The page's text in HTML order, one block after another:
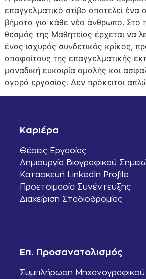
επαγγελματικό στίβο αποτελεί ένα
βήματα για κάθε νέο άνθρωπο. Στο
θεσμός της Μαθητείας έρχεται να
ένας ισχυρός συνδετικός κρίκος,
αποφοίτους της επαγγελματικής
μοναδική ευκαιρία ομαλής και
αγορά εργασίας. Δεν πρόκειται
Καριέρα
Θέσεις Εργασίας
Δημιουργία Βιογραφικού
Κατασκευή LinkedIn Profile
Προετοιμασία Συνέντευξης
Διαχείριση Σταδιοδρομίας
Επ. Προσανατολισμός
Συμπλήρωση Μηχανογραφικού